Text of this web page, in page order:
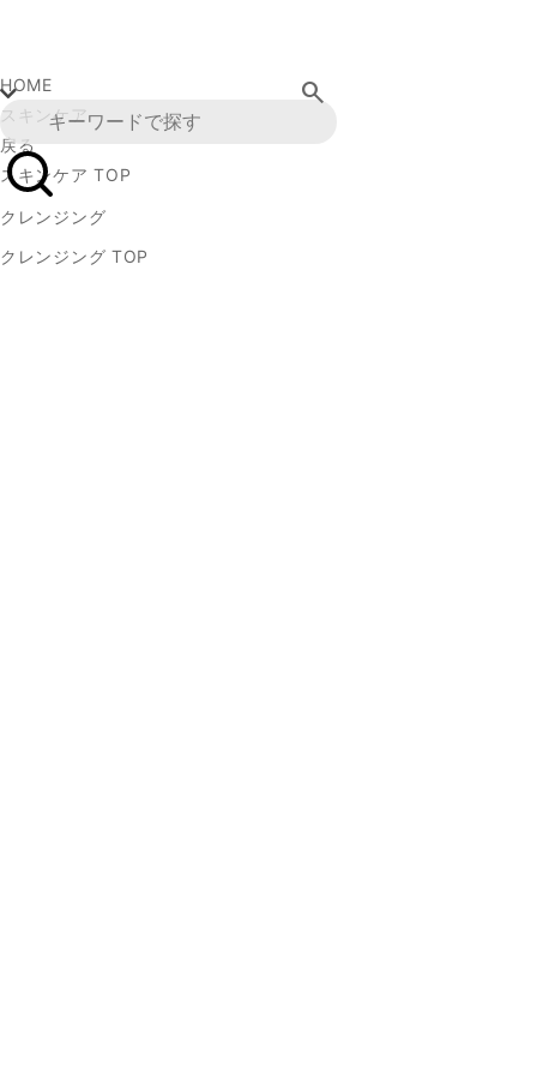
search
HOME
スキンケア
戻る
スキンケア TOP
クレンジング
クレンジング TOP